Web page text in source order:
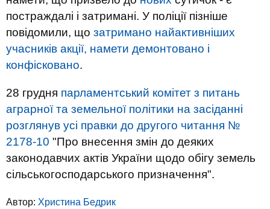
постраждалі і затримані. У поліції пізніше
повідомили, що затримано найактивніших
учасників акції, намети демонтовано і
конфісковано.
28 грудня парламентський комітет з питань
аграрної та земельної політики на засіданні
розглянув усі правки до другого читання №
2178-10 "Про внесення змін до деяких
законодавчих актів України щодо обігу земель
сільськогосподарського призначення".
Автор: Христина Бедрик